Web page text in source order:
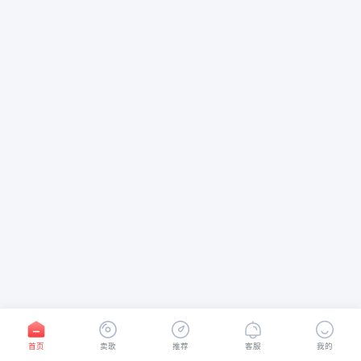
首页 卖歌 推荐 客服 我的